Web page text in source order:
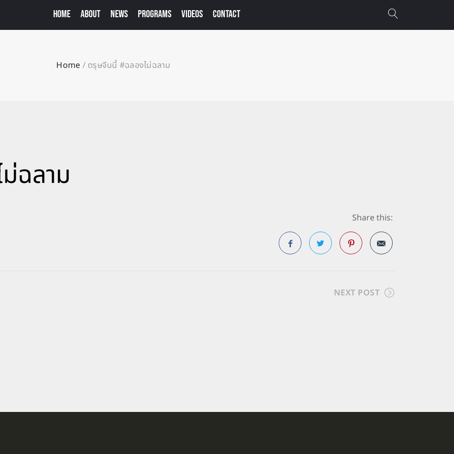
HOME ABOUT NEWS PROGRAMS VIDEOS CONTACT
Home / ตรุษจีนนี้ #ฉลองไม่ฉลาม
ฉลาม
Share this:
NEXT POST